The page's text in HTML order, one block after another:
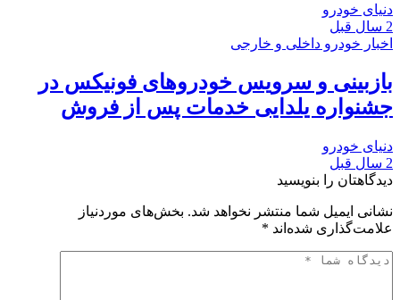
دنیای خودرو
2 سال قبل
اخبار خودرو داخلی و خارجی
بازبینی و سرویس خودروهای فونیکس در
جشنواره یلدایی خدمات پس از فروش
دنیای خودرو
2 سال قبل
دیدگاهتان را بنویسید
نشانی ایمیل شما منتشر نخواهد شد. بخش‌های موردنیاز
علامت‌گذاری شده‌اند *